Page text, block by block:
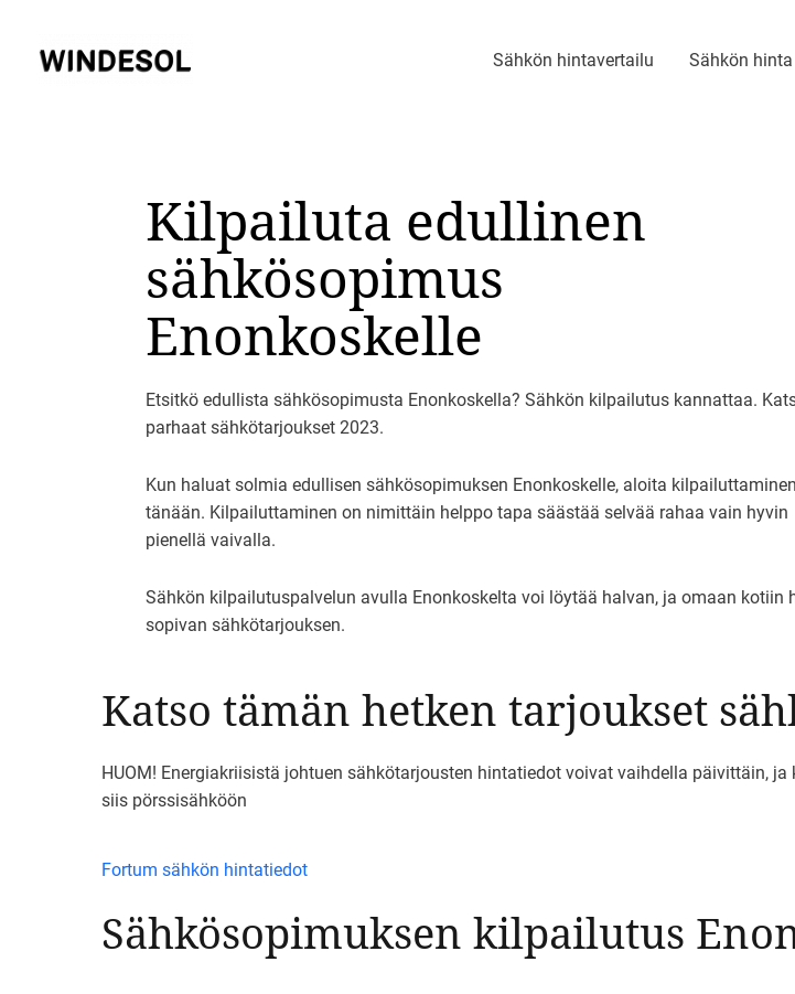
Sähkön hintavertailu
Sähkön hinta
Kilpailuta edullinen
sähkösopimus
Enonkoskelle
Etsitkö edullista sähkösopimusta Enonkoskella? Sähkön kilpailutus kannattaa.
parhaat sähkötarjoukset 2023.
Kun haluat solmia edullisen sähkösopimuksen Enonkoskelle, aloita
tänään. Kilpailuttaminen on nimittäin helppo tapa säästää selvää rahaa vain hyvin
pienellä vaivalla.
Sähkön kilpailutuspalvelun avulla Enonkoskelta voi löytää halvan, ja omaan kotiin
sopivan sähkötarjouksen.
Katso tämän hetken tarjoukset
HUOM! Energiakriisistä johtuen sähkötarjousten hintatiedot voivat vaihdella päivittäin,
siis pörssisähköön
Fortum sähkön hintatiedot
Sähkösopimuksen kilpailutus